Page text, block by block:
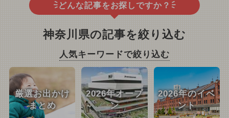
どんな記事をお探しですか？
神奈川県の記事を絞り込む
人気キーワードで絞り込む
厳選お出かけ
まとめ
2026年オープ
ン
2026年のイベ
ント